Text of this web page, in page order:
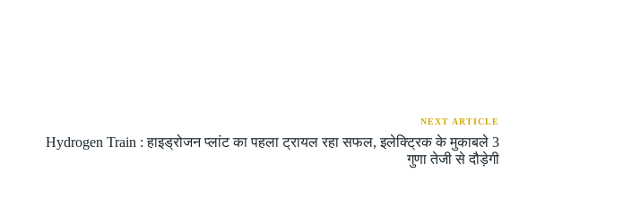
NEXT ARTICLE
Hydrogen Train : हाइड्रोजन प्लांट का पहला ट्रायल रहा सफल, इलेक्ट्रिक के मुकाबले 3
गुणा तेजी से दौड़ेगी